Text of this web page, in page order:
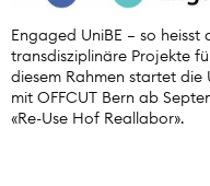
Engaged UniBE – so
transdisziplinäre Projekte
diesem Rahmen startet
mit OFFCUT Bern ab
«Re-Use Hof Reallabor».